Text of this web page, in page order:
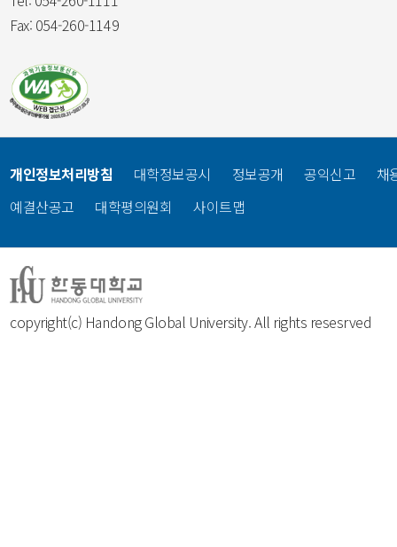
Fax: 054-260-1149
copyright(c) Handong Global University. All rights resesrved
개인정보처리방침 대학정보공시 정보공개 공익신고
채
예결산공고
대학평의원회 사이트맵